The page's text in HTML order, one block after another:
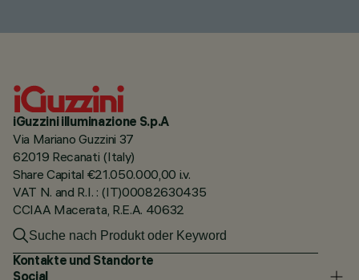
iGuzzini illuminazione S.p.A
Via Mariano Guzzini 37
62019 Recanati (Italy)
Share Capital €21.050.000,00 i.v.
VAT N. and R.I. : (IT)00082630435
CCIAA Macerata, R.E.A. 40632
Kontakte und Standorte
Social